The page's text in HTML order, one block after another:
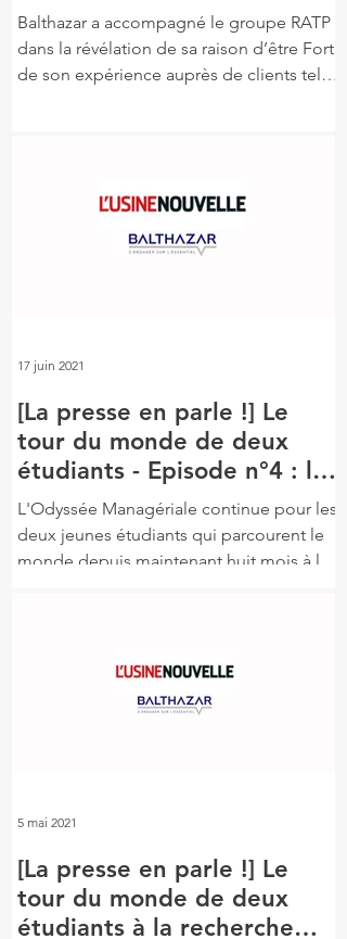
Balthazar a accompagné le groupe RATP
dans la révélation de sa raison d’être Fort
de son expérience auprès de clients tels
[La presse en parle !] Le
tour du monde de deux
étudiants - Episode n°4 : le
Costa Rica
L'Odyssée Managériale continue pour les
deux jeunes étudiants qui parcourent le
monde depuis maintenant huit mois à la
17 juin 2021
[La presse en parle !] Le
tour du monde de deux
étudiants à la recherche
5 mai 2021